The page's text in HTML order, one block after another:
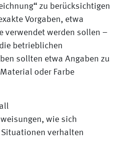
zu berücksichtigen
Vorgaben, etwa
verwendet werden sollen –
betrieblichen
sollten etwa Angaben zu
oder Farbe
wie sich
verhalten